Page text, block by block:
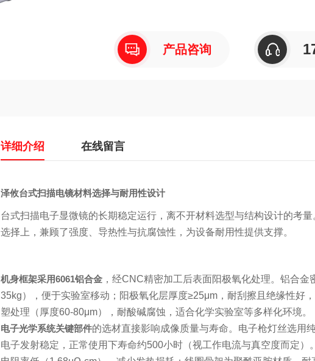
产品咨询
详细介绍 在线留言
泽攸台式扫描电镜材料选择与耐用性设计
台式扫描电子显微镜的长期稳定运行，离不开材料选型与结构设计的考
选择上，兼顾了强度、导热性与抗腐蚀性，为设备耐用性提供支撑。
机身框架采用6061铝合金，经CNC精密加工后表面阳极氧化处理。铝合
35kg），便于实验室移动；阳极氧化层厚度≥25μm，耐刮擦且绝缘性好
塑处理（厚度60-80μm），耐酸碱腐蚀，适合化学实验室等多样化环境。
电子光学系统关键部件的选材直接影响成像质量与寿命。电子枪灯丝选用
电子发射稳定，正常使用下寿命约500小时（视工作电流与真空度而定）